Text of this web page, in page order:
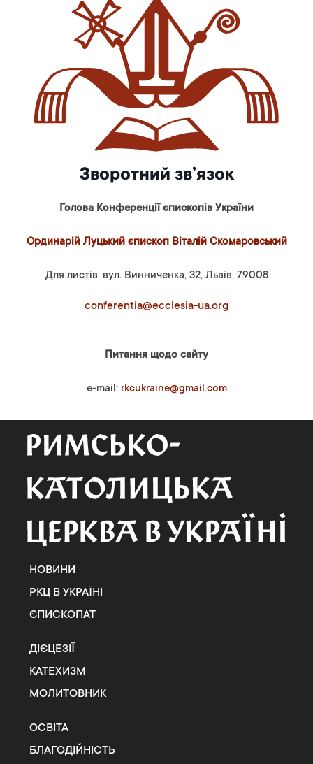
Зворотний зв’язок
Голова Конференції єпископів України
Ординарій Луцький єпископ Віталій Скомаровський
Для листів: вул. Винниченка, 32, Львів, 79008
conferentia@ecclesia-ua.org
Питання щодо сайту
e-mail: rkcukraine@gmail.com
НОВИНИ
РКЦ В УКРАЇНІ
ЄПИСКОПАТ
ДІЄЦЕЗІЇ
КАТЕХИЗМ
МОЛИТОВНИК
ОСВІТА
БЛАГОДІЙНІСТЬ